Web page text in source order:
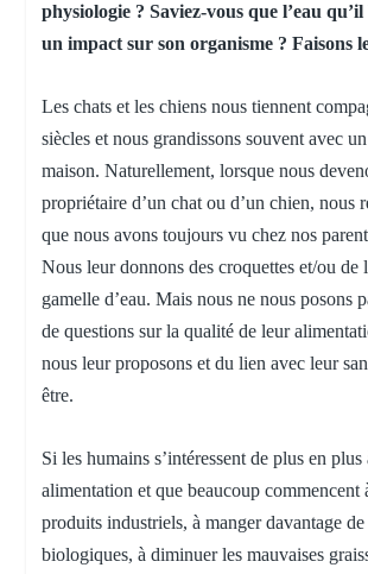
physiologie ? Saviez-vous que l’eau
un impact sur son organisme ? Faisons
Les chats et les chiens nous tiennent
siècles et nous grandissons souvent avec
maison. Naturellement, lorsque nous
propriétaire d’un chat ou d’un chien, nous
que nous avons toujours vu chez nos
Nous leur donnons des croquettes et/ou de
gamelle d’eau. Mais nous ne nous posons
de questions sur la qualité de leur
nous leur proposons et du lien avec leur
être.
Si les humains s’intéressent de plus en
alimentation et que beaucoup commencent
produits industriels, à manger davantage
biologiques, à diminuer les mauvaises